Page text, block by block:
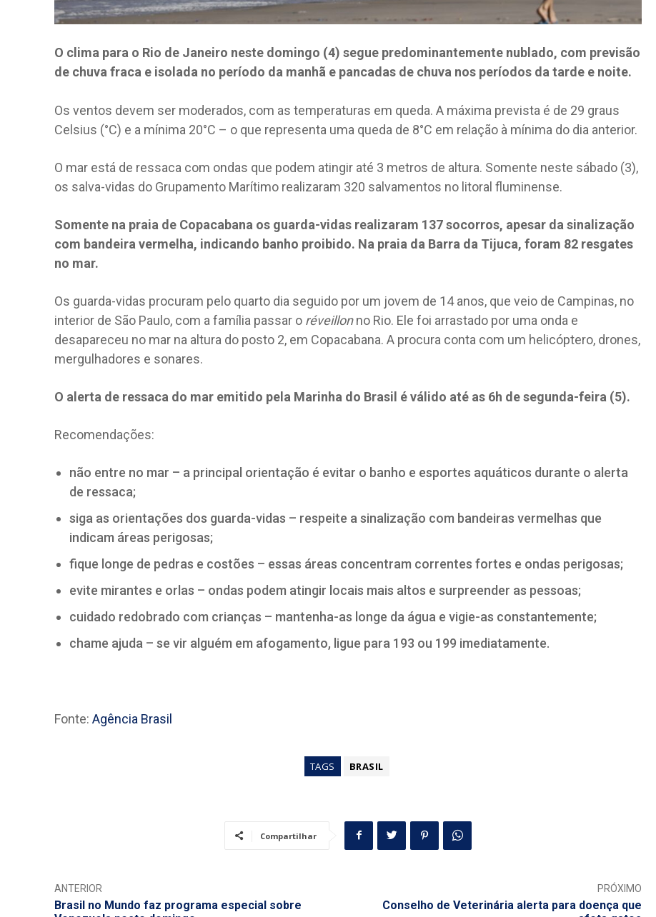
O clima para o Rio de Janeiro neste domingo (4) segue predominantemente nublado, com previsão
de chuva fraca e isolada no período da manhã e pancadas de chuva nos períodos da tarde e noite.
Os ventos devem ser moderados, com as temperaturas em queda. A máxima prevista é de 29 graus
Celsius (°C) e a mínima 20°C – o que representa uma queda de 8°C em relação à mínima do dia anterior.
O mar está de ressaca com ondas que podem atingir até 3 metros de altura. Somente neste sábado (3),
os salva-vidas do Grupamento Marítimo realizaram 320 salvamentos no litoral fluminense.
Somente na praia de Copacabana os guarda-vidas realizaram 137 socorros, apesar da sinalização
com bandeira vermelha, indicando banho proibido. Na praia da Barra da Tijuca, foram 82 resgates
no mar.
Os guarda-vidas procuram pelo quarto dia seguido por um jovem de 14 anos, que veio de Campinas, no
interior de São Paulo, com a família passar o réveillonno Rio. Ele foi arrastado por uma onda e
desapareceu no mar na altura do posto 2, em Copacabana. A procura conta com um helicóptero, drones,
mergulhadores e sonares.
O alerta de ressaca do mar emitido pela Marinha do Brasil é válido até as 6h de segunda-feira (5).
Recomendações:
não entre no mar – a principal orientação é evitar o banho e esportes aquáticos durante o alerta
de ressaca;
siga as orientações dos guarda-vidas – respeite a sinalização com bandeiras vermelhas que
indicam áreas perigosas;
fique longe de pedras e costões – essas áreas concentram correntes fortes e ondas perigosas;
evite mirantes e orlas – ondas podem atingir locais mais altos e surpreender as pessoas;
cuidado redobrado com crianças – mantenha-as longe da água e vigie-as constantemente;
chame ajuda – se vir alguém em afogamento, ligue para 193 ou 199 imediatamente.
Fonte: Agência Brasil
TAGS BRASIL
Compartilhar
ANTERIOR
Brasil no Mundo faz programa especial sobre
PRÓXIMO
Conselho de Veterinária alerta para doença que